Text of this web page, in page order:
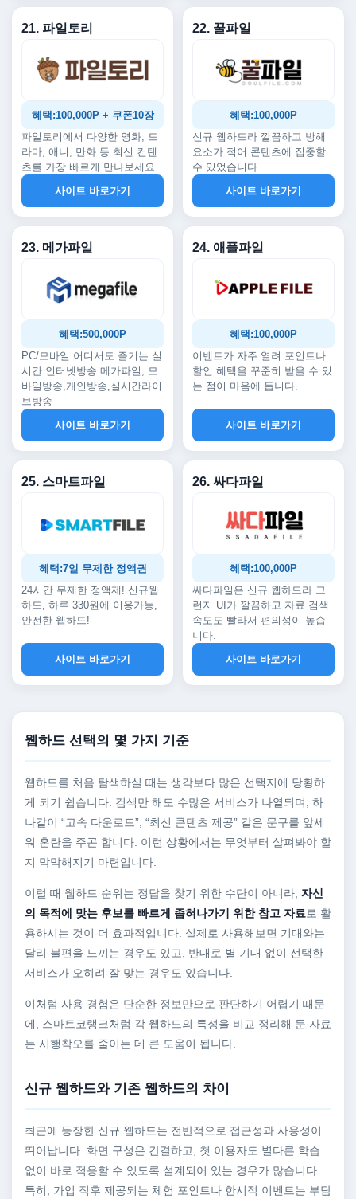
21. 파일토리
혜택:100,000P + 쿠폰10장
파일토리에서 다양한 영화, 드
라마, 애니, 만화 등 최신 컨텐
츠를 가장 빠르게 만나보세요.
사이트 바로가기
22. 꿀파일
혜택:100,000P
신규 웹하드라 깔끔하고 방해
요소가 적어 콘텐츠에 집중할
수 있었습니다.
사이트 바로가기
23. 메가파일
혜택:500,000P
PC/모바일 어디서도 즐기는 실
시간 인터넷방송 메가파일, 모
바일방송,개인방송,실시간라이
브방송
사이트 바로가기
24. 애플파일
혜택:100,000P
이벤트가 자주 열려 포인트나
할인 혜택을 꾸준히 받을 수 있
는 점이 마음에 듭니다.
사이트 바로가기
25. 스마트파일
혜택:7일 무제한 정액권
24시간 무제한 정액제! 신규웹
하드, 하루 330원에 이용가능,
안전한 웹하드!
사이트 바로가기
26. 싸다파일
혜택:100,000P
싸다파일은 신규 웹하드라 그
런지 UI가 깔끔하고 자료 검색
속도도 빨라서 편의성이 높습
니다.
사이트 바로가기
웹하드 선택의 몇 가지 기준
웹하드를 처음 탐색하실 때는 생각보다 많은 선택지에 당황하
게 되기 쉽습니다. 검색만 해도 수많은 서비스가 나열되며, 하
나같이 “고속 다운로드”, “최신 콘텐츠 제공” 같은 문구를 앞세
워 혼란을 주곤 합니다. 이런 상황에서는 무엇부터 살펴봐야 할
지 막막해지기 마련입니다.
이럴 때 웹하드 순위는 정답을 찾기 위한 수단이 아니라, 자신
의 목적에 맞는 후보를 빠르게 좁혀나가기 위한 참고 자료로 활
용하시는 것이 더 효과적입니다. 실제로 사용해보면 기대와는
달리 불편을 느끼는 경우도 있고, 반대로 별 기대 없이 선택한
서비스가 오히려 잘 맞는 경우도 있습니다.
이처럼 사용 경험은 단순한 정보만으로 판단하기 어렵기 때문
에, 스마트코랭크처럼 각 웹하드의 특성을 비교 정리해 둔 자료
는 시행착오를 줄이는 데 큰 도움이 됩니다.
신규 웹하드와 기존 웹하드의 차이
최근에 등장한 신규 웹하드는 전반적으로 접근성과 사용성이
뛰어납니다. 화면 구성은 간결하고, 첫 이용자도 별다른 학습
없이 바로 적응할 수 있도록 설계되어 있는 경우가 많습니다.
특히, 가입 직후 제공되는 체험 포인트나 한시적 이벤트는 부담